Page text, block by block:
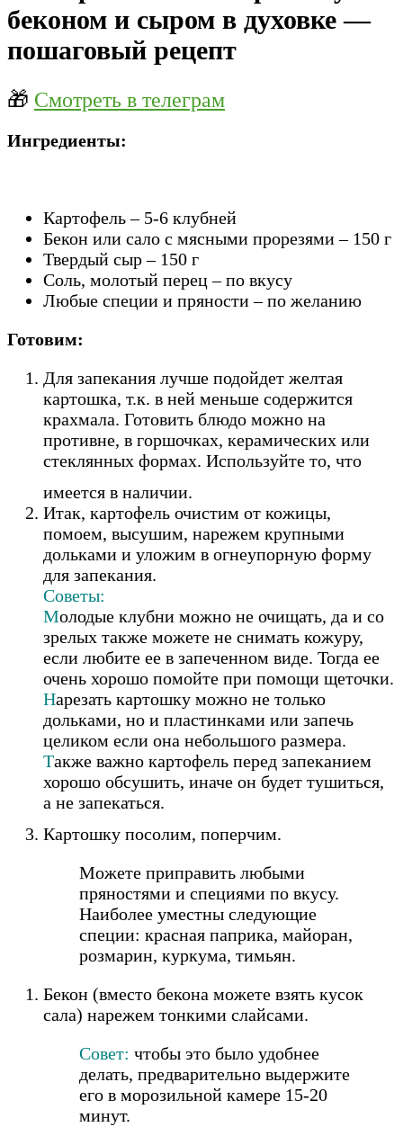
беконом и сыром в духовке —
пошаговый рецепт
🎁 Смотреть в телеграм
Ингредиенты:
Картофель – 5-6 клубней
Бекон или сало с мясными прорезями – 150 г
Твердый сыр – 150 г
Соль, молотый перец – по вкусу
Любые специи и пряности – по желанию
Готовим:
Для запекания лучше подойдет желтая
картошка, т.к. в ней меньше содержится
крахмала. Готовить блюдо можно на
противне, в горшочках, керамических или
стеклянных формах. Используйте то, что
имеется в наличии.
Итак, картофель очистим от кожицы,
помоем, высушим, нарежем крупными
дольками и уложим в огнеупорную форму
для запекания.
Советы:
Молодые клубни можно не очищать, да и со
зрелых также можете не снимать кожуру,
если любите ее в запеченном виде. Тогда ее
очень хорошо помойте при помощи щеточки.
Нарезать картошку можно не только
дольками, но и пластинками или запечь
целиком если она небольшого размера.
Также важно картофель перед запеканием
хорошо обсушить, иначе он будет тушиться,
а не запекаться.
Картошку посолим, поперчим.
Можете приправить любыми
пряностями и специями по вкусу.
Наиболее уместны следующие
специи: красная паприка, майоран,
розмарин, куркума, тимьян.
Бекон (вместо бекона можете взять кусок
сала) нарежем тонкими слайсами.
Совет: чтобы это было удобнее
делать, предварительно выдержите
его в морозильной камере 15-20
минут.